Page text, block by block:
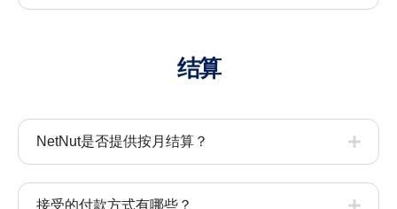
结算
NetNut是否提供按月结算？
接受的付款方式有哪些？